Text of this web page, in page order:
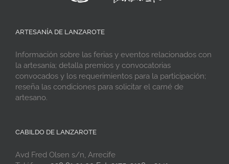
ARTESANÍA DE LANZAROTE
Información sobre las ferias y eventos relacionados con
la artesanía; detalla premios y convocatorias
convocados y los requerimientos para la participación;
reseña las condiciones para solicitar el carné de
artesano.
CABILDO DE LANZAROTE
Avd Fred Olsen s/n, Arrecife